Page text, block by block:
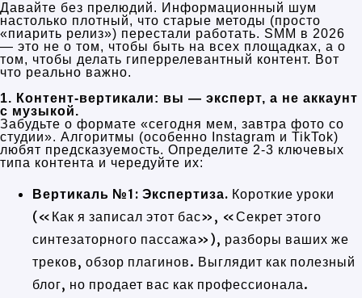
Давайте без прелюдий. Информационный шум
настолько плотный, что старые методы (просто
«пиарить релиз») перестали работать. SMM в 2026
— это не о том, чтобы быть на всех площадках, а о
том, чтобы делать гиперрелевантный контент. Вот
что реально важно.
1. Контент-вертикали: вы — эксперт, а не аккаунт
с музыкой.
Забудьте о формате «сегодня мем, завтра фото со
студии». Алгоритмы (особенно Instagram и TikTok)
любят предсказуемость. Определите 2-3 ключевых
типа контента и чередуйте их:
Вертикаль №1: Экспертиза. Короткие уроки
(«Как я записал этот бас», «Секрет этого
синтезаторного пассажа»), разборы ваших же
треков, обзор плагинов. Выглядит как полезный
блог, но продает вас как профессионала.